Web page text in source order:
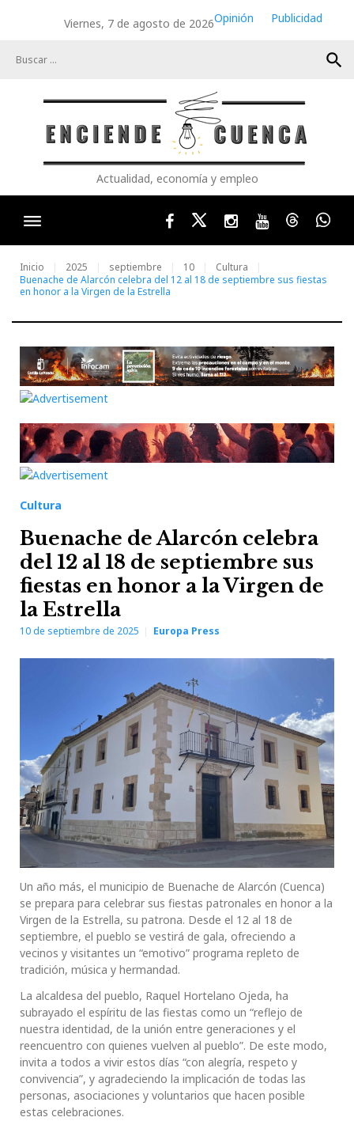
Viernes, 7 de agosto de 2026Opinión
Publicidad
search
Actualidad, economía y empleo
FacebookTwitterInstagram
YoutubeThreads
Inicio 2025 septiembre 10
Cultura
Buenache de Alarcón celebra del 12 al 18 de septiembre sus fiestas
en honor a la Virgen de la Estrella
Cultura
Buenache de Alarcón celebra
del 12 al 18 de septiembre sus
fiestas en honor a la Virgen de
la Estrella
10 de septiembre de 2025 Europa Press
Un año más, el municipio de Buenache de Alarcón (Cuenca)
se prepara para celebrar sus fiestas patronales en honor a la
Virgen de la Estrella, su patrona. Desde el 12 al 18 de
septiembre, el pueblo se vestirá de gala, ofreciendo a
vecinos y visitantes un “emotivo” programa repleto de
tradición, música y hermandad.
La alcaldesa del pueblo, Raquel Hortelano Ojeda, ha
subrayado el espíritu de las fiestas como un “reflejo de
nuestra identidad, de la unión entre generaciones y el
reencuentro con quienes vuelven al pueblo”. De este modo,
invita a todos a vivir estos días “con alegría, respeto y
convivencia”, y agradeciendo la implicación de todas las
personas, asociaciones y voluntarios que hacen posible
estas celebraciones.